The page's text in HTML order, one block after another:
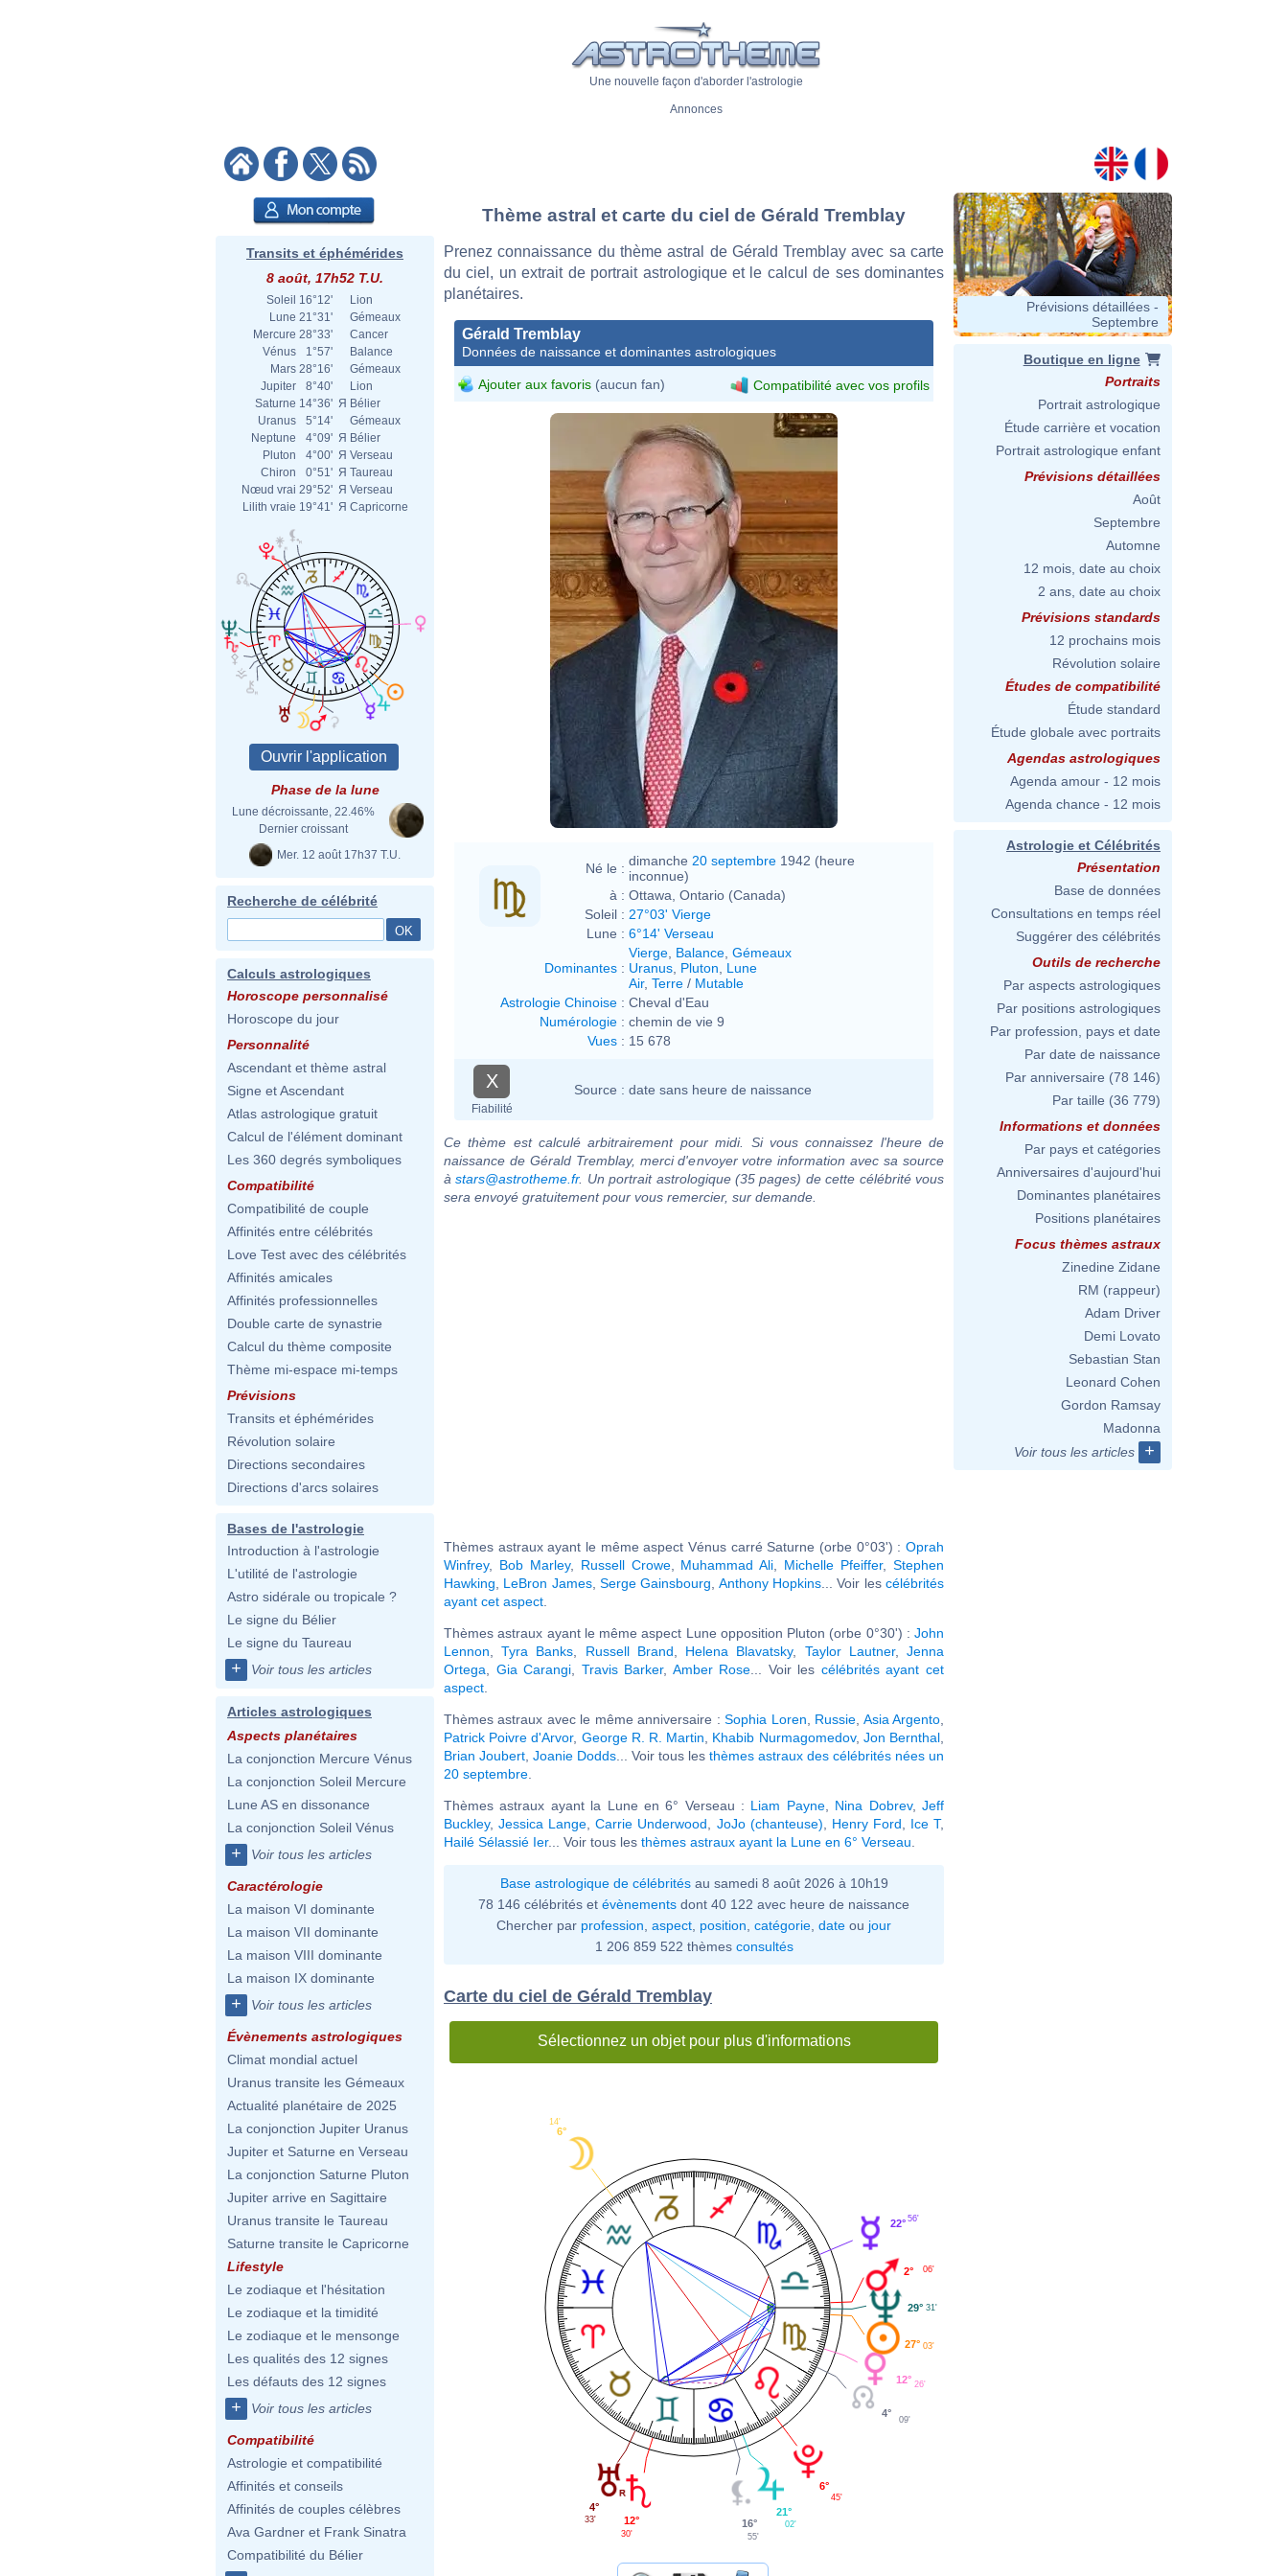
Une nouvelle façon d'aborder l'astrologie
Annonces
Transits et éphémérides
8 août, 17h52 T.U.
Soleil 16°12'
Lion
Lune 21°31'
Gémeaux
Mercure 28°33'
Cancer
Vénus
1°57'
Balance
Mars 28°16'
Gémeaux
Jupiter
8°40'
Lion
Saturne 14°36' Я Bélier
Uranus
5°14'
Gémeaux
Neptune
4°09' Я Bélier
Pluton
4°00' Я Verseau
Chiron
0°51' Я Taureau
Nœud vrai 29°52' Я Verseau
Lilith vraie 19°41' Я Capricorne
Phase de la lune
Lune décroissante, 22.46%
Dernier croissant
Mer. 12 août 17h37 T.U.
Recherche de célébrité
Calculs astrologiques
Horoscope personnalisé
Horoscope du jour
Personnalité
Ascendant et thème astral
Signe et Ascendant
Atlas astrologique gratuit
Calcul de l'élément dominant
Les 360 degrés symboliques
Compatibilité
Compatibilité de couple
Affinités entre célébrités
Love Test avec des célébrités
Affinités amicales
Affinités professionnelles
Double carte de synastrie
Calcul du thème composite
Thème mi-espace mi-temps
Prévisions
Transits et éphémérides
Révolution solaire
Directions secondaires
Directions d'arcs solaires
Bases de l'astrologie
Introduction à l'astrologie
L'utilité de l'astrologie
Astro sidérale ou tropicale ?
Le signe du Bélier
Le signe du Taureau
+ Voir tous les articles
Articles astrologiques
Aspects planétaires
La conjonction Mercure Vénus
La conjonction Soleil Mercure
Lune AS en dissonance
La conjonction Soleil Vénus
+ Voir tous les articles
Caractérologie
La maison VI dominante
La maison VII dominante
La maison VIII dominante
La maison IX dominante
+ Voir tous les articles
Évènements astrologiques
Climat mondial actuel
Uranus transite les Gémeaux
Actualité planétaire de 2025
La conjonction Jupiter Uranus
Jupiter et Saturne en Verseau
La conjonction Saturne Pluton
Jupiter arrive en Sagittaire
Uranus transite le Taureau
Saturne transite le Capricorne
Lifestyle
Le zodiaque et l'hésitation
Le zodiaque et la timidité
Le zodiaque et le mensonge
Les qualités des 12 signes
Les défauts des 12 signes
+ Voir tous les articles
Compatibilité
Astrologie et compatibilité
Affinités et conseils
Affinités de couples célèbres
Ava Gardner et Frank Sinatra
Compatibilité du Bélier
Thème astral et carte du ciel de Gérald Tremblay
Prenez connaissance du thème astral de Gérald Tremblay avec sa carte
du ciel, un extrait de portrait astrologique et le calcul de ses dominantes
planétaires.
Gérald Tremblay
Données de naissance et dominantes astrologiques
Ajouter aux favoris (aucun fan) Compatibilité avec vos profils
Signing_the_Guest_Book_(2).jpg
US Mission Canada
MTLskyline
Né le : dimanche 20 septembre 1942 (heure
inconnue)
à : Ottawa, Ontario (Canada)
Soleil : 27°03' Vierge
Lune : 6°14' Verseau
Dominantes :
Vierge Balance Gémeaux
Uranus Pluton
Lune
Air, Terre / Mutable
Astrologie Chinoise : Cheval d'Eau
Numérologie : chemin de vie 9
Vues : 15 678
X
Fiabilité
Source : date sans heure de naissance
Ce thème est calculé arbitrairement pour midi. Si vous connaissez l'heure de
naissance de Gérald Tremblay, merci d'envoyer votre information avec sa source
àstars@astrotheme.fr. Un portrait astrologique (35 pages) de cette célébrité vous
sera envoyé gratuitement pour vous remercier, sur demande.
Thèmes astraux ayant le même aspect Vénus carré Saturne (orbe 0°03') : Oprah
Winfrey, Bob Marley, Russell Crowe, Muhammad Ali Michelle Pfeiffer,Stephen
Hawking
LeBron James,Serge Gainsbourg Anthony Hopkins ... Voir lescélébrités
ayant cet aspect
Thèmes astraux ayant le même aspect Lune opposition Pluton (orbe 0°30') : John
Lennon ,Tyra Banks Russell Brand Helena Blavatsky, Taylor Lautner,Jenna
Ortega
Gia Carangi Travis Barker, Amber Rose ... Voir les célébrités ayant cet
aspect
Thèmes astraux avec le même anniversaire :Sophia Loren Russie Asia Argento
Patrick Poivre d'Arvor, George R. R. Martin Khabib Nurmagomedov, Jon Bernthal
Brian Joubert Joanie Dodds ... Voir tous les thèmes astraux des célébrités nées un
20 septembre
Thèmes astraux ayant la Lune en 6° Verseau : Liam Payne, Nina Dobrev,Jeff
Buckley,Jessica Lange ,Carrie Underwood JoJo (chanteuse) Henry Ford Ice T,
Hailé Sélassié Ier... Voir tous les thèmes astraux ayant la Lune en 6° Verseau
Base astrologique de célébritésau samedi 8 août 2026 à 10h19
78 146 célébrités et évènements dont 40 122 avec heure de naissance
Chercher par profession aspect position catégorie date ou jour
1 206 859 522 thèmes consultés
Carte du ciel de Gérald Tremblay
Sélectionnez un objet pour plus d'informations
2° 06'
22° 56'
6°
14'
4°
33' 12°
30'
16°
55'
21°
02'
6°
45'
4°
09'
12° 26'
27° 03'
29° 31'
Prévisions détaillées -
Septembre
Boutique en ligne
Portraits
Portrait astrologique
Étude carrière et vocation
Portrait astrologique enfant
Prévisions détaillées
Août
Septembre
Automne
12 mois, date au choix
2 ans, date au choix
Prévisions standards
12 prochains mois
Révolution solaire
Études de compatibilité
Étude standard
Étude globale avec portraits
Agendas astrologiques
Agenda amour - 12 mois
Agenda chance - 12 mois
Astrologie et Célébrités
Présentation
Base de données
Consultations en temps réel
Suggérer des célébrités
Outils de recherche
Par aspects astrologiques
Par positions astrologiques
Par profession, pays et date
Par date de naissance
Par anniversaire (78 146)
Par taille (36 779)
Informations et données
Par pays et catégories
Anniversaires d'aujourd'hui
Dominantes planétaires
Positions planétaires
Focus thèmes astraux
Zinedine Zidane
RM (rappeur)
Adam Driver
Demi Lovato
Sebastian Stan
Leonard Cohen
Gordon Ramsay
Madonna
Voir tous les articles
+